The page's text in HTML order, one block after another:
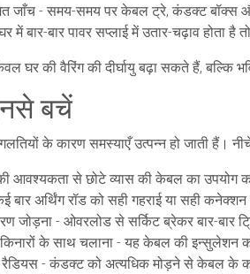
जाँच- समय-समय पर केबल ट्रे, कंडक्ट बॉक्स
में बार-बार पावर सप्लाई में उतार-चढ़ाव होता
घर की वैरिंग की दीर्घायु बढ़ा सकते हैं, बल्कि
बचें
के कारण समस्याएँ उत्पन्न हो जाती हैं।
आवश्यकता से छोटे व्यास की केबल का उपयोग
बार अर्थिंग रॉड को सही गहराई या सही
जोड़ना- ओवरलोड से सर्किट ब्रेकर बार-
के साथ चलाना - यह केबल की इन्सुलेशन
- कंडक्ट को अत्यधिक मोड़ने से केबल के